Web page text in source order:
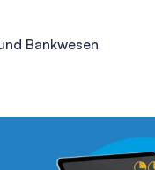
Bankwesen